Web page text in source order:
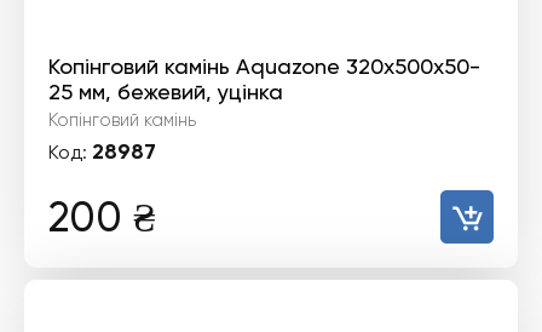
Копінговий камінь Aquazone 320x500x50-
25 мм, бежевий, уцінка
Копінговий камінь
Код: 28987
200 ₴